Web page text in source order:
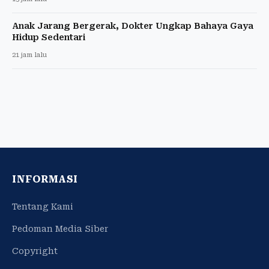
Anak Jarang Bergerak, Dokter Ungkap Bahaya Gaya
Hidup Sedentari
21 jam lalu
INFORMASI
Tentang Kami
Pedoman Media Siber
Copyright